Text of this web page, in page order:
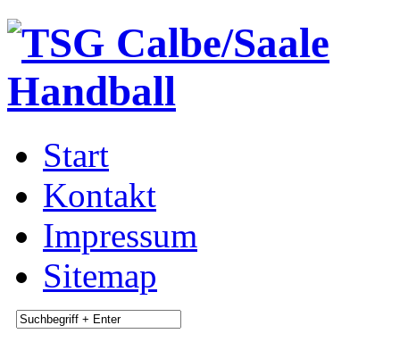
Start
Kontakt
Impressum
Sitemap